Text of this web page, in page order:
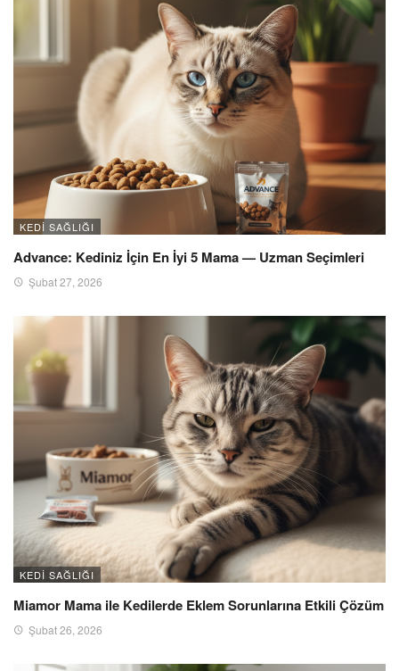
KEDI SAĞLIĞI
Advance: Kediniz İçin En İyi 5 Mama — Uzman Seçimleri
Şubat 27, 2026
KEDI SAĞLIĞI
Miamor Mama ile Kedilerde Eklem Sorunlarına Etkili Çözüm
Şubat 26, 2026